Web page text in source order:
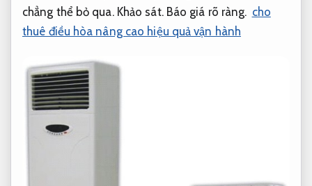
chẳng thể bỏ qua. Khảo sát. Báo giá rõ ràng. cho
thuê điều hòa nâng cao hiệu quả vận hành